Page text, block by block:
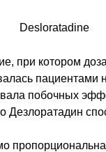
при котором
пациентами
побочных
Дезлоратадин